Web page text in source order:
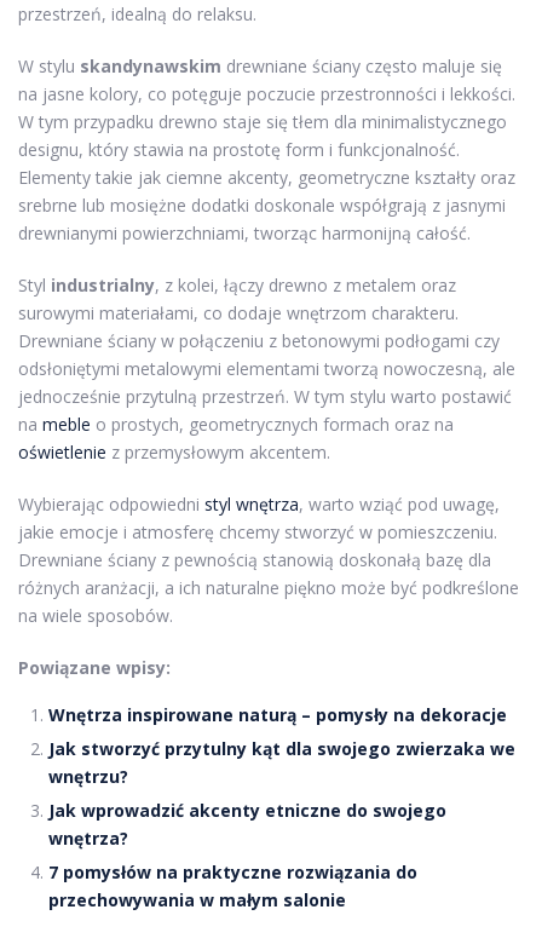
przestrzeń, idealną do relaksu.
W stylu skandynawskim drewniane ściany często maluje się
na jasne kolory, co potęguje poczucie przestronności i lekkości.
W tym przypadku drewno staje się tłem dla minimalistycznego
designu, który stawia na prostotę form i funkcjonalność.
Elementy takie jak ciemne akcenty, geometryczne kształty oraz
srebrne lub mosiężne dodatki doskonale współgrają z jasnymi
drewnianymi powierzchniami, tworząc harmonijną całość.
Styl industrialny, z kolei, łączy drewno z metalem oraz
surowymi materiałami, co dodaje wnętrzom charakteru.
Drewniane ściany w połączeniu z betonowymi podłogami czy
odsłoniętymi metalowymi elementami tworzą nowoczesną, ale
jednocześnie przytulną przestrzeń. W tym stylu warto postawić
na meble o prostych, geometrycznych formach oraz na
oświetlenie z przemysłowym akcentem.
Wybierając odpowiedni styl wnętrza, warto wziąć pod uwagę,
jakie emocje i atmosferę chcemy stworzyć w pomieszczeniu.
Drewniane ściany z pewnością stanowią doskonałą bazę dla
różnych aranżacji, a ich naturalne piękno może być podkreślone
na wiele sposobów.
Powiązane wpisy:
Wnętrza inspirowane naturą – pomysły na dekoracje
Jak stworzyć przytulny kąt dla swojego zwierzaka we
wnętrzu?
Jak wprowadzić akcenty etniczne do swojego
wnętrza?
7 pomysłów na praktyczne rozwiązania do
przechowywania w małym salonie